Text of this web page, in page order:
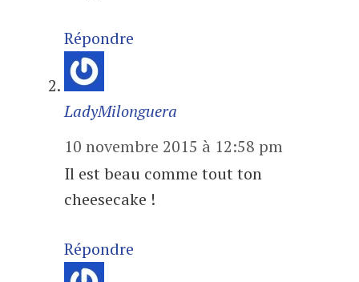
Répondre
LadyMilonguera
10 novembre 2015 à 12:58 pm
Il est beau comme tout ton
cheesecake !
Répondre